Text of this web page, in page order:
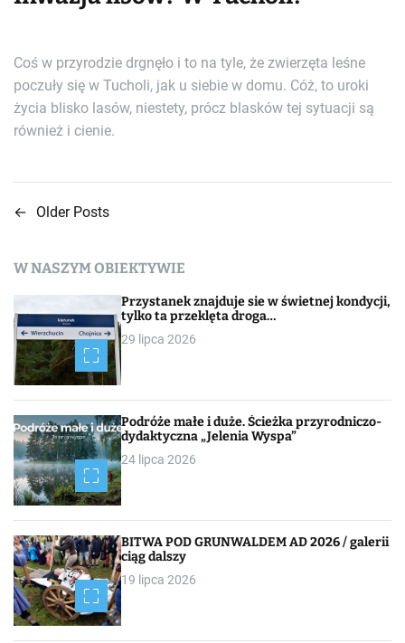
Coś w przyrodzie drgnęło i to na tyle, że zwierzęta leśne
poczuły się w Tucholi, jak u siebie w domu. Cóż, to uroki
życia blisko lasów, niestety, prócz blasków tej sytuacji są
również i cienie.
N
i
g
a
c
j
a
p
o
w
p
← Older Posts
W NASZYM OBIEKTYWIE
Przystanek znajduje sie w świetnej kondycji,
tylko ta przeklęta droga…
29 lipca 2026
Podróże małe i duże. Ścieżka przyrodniczo-
dydaktyczna „Jelenia Wyspa”
24 lipca 2026
BITWA POD GRUNWALDEM AD 2026 / galerii
ciąg dalszy
19 lipca 2026